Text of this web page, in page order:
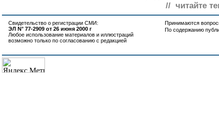
// читайте
Свидетельство о регистрации СМИ:
ЭЛ N° 77-2909 от 26 июня 2000 г
Любое использование материалов и иллюстраций
возможно только по согласованию с редакцией
Принимаются
По содержанию